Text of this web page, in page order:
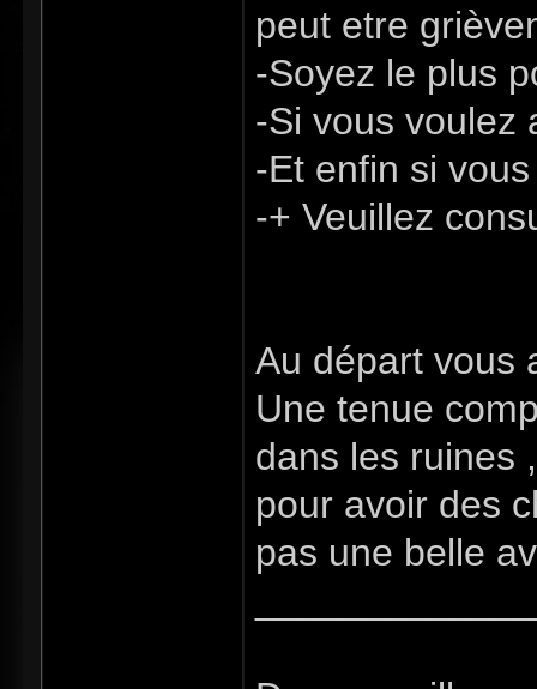
peut etre
-Soyez le plus
-Si vous voulez
-Et enfin si
-+ Veuillez
Au départ vous
Une tenue
dans les ruines
pour avoir des
pas une belle